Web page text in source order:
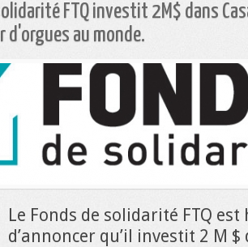
FTQ investit 2M$ dans
d'orgues au monde.
Le Fonds de solidarité FTQ est
d’annoncer qu’il investit 2 M